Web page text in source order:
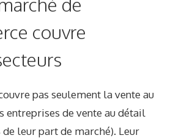
couvre
pas seulement la vente au
entreprises de vente au détail
leur part de marché). Leur